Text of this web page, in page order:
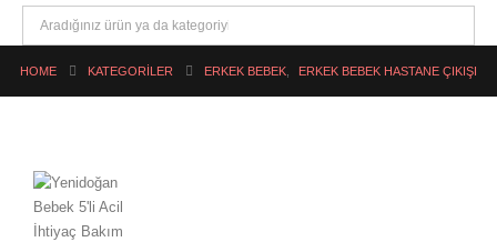
HOME KATEGORILER ERKEK BEBEK, ERKEK BEBEK HASTANE ÇIKIŞI